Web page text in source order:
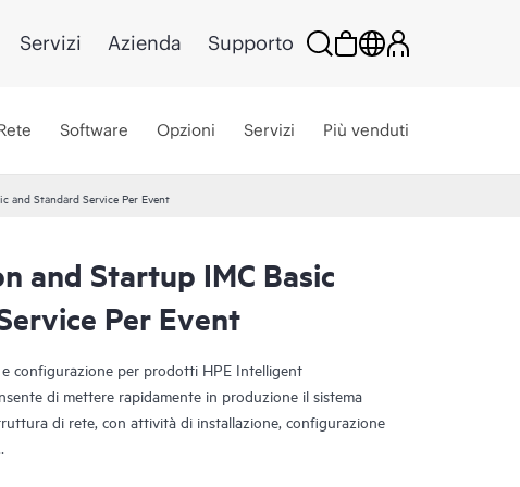
Servizi Azienda Supporto
Software Opzioni Servizi Più venduti
and Standard Service Per Event
and Startup IMC Basic
Per Event
configurazione per prodotti HPE Intelligent
di mettere rapidamente in produzione il sistema
di rete, con attività di installazione, configurazione